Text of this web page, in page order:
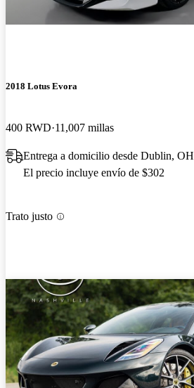
2018 Lotus Evora
400 RWD 11,007 millas
Entrega a domicilio desde Dublin, OH
El precio incluye envío de $302
Trato justo